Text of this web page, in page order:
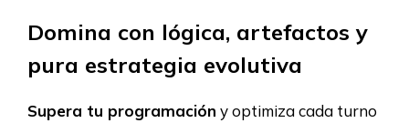
Domina con lógica, artefactos y
pura estrategia evolutiva
Supera tu programación y optimiza cada turno